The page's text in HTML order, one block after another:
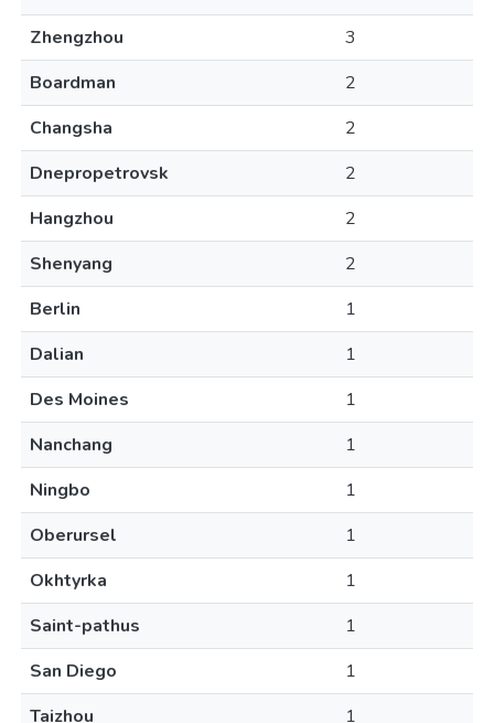
Zhengzhou
3
Boardman
2
Changsha
2
Dnepropetrovsk
2
Hangzhou
2
Shenyang
2
Berlin
1
Dalian
1
Des Moines
1
Nanchang
1
Ningbo
1
Oberursel
1
Okhtyrka
1
Saint-pathus
1
San Diego
1
Taizhou
1